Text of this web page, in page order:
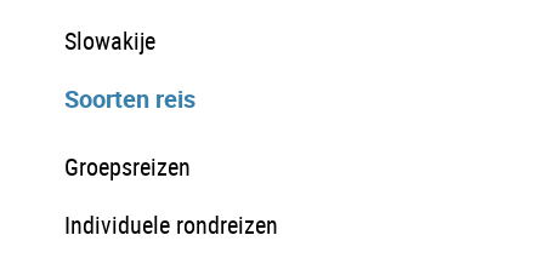
Slowakije
Soorten reis
Groepsreizen
Individuele rondreizen